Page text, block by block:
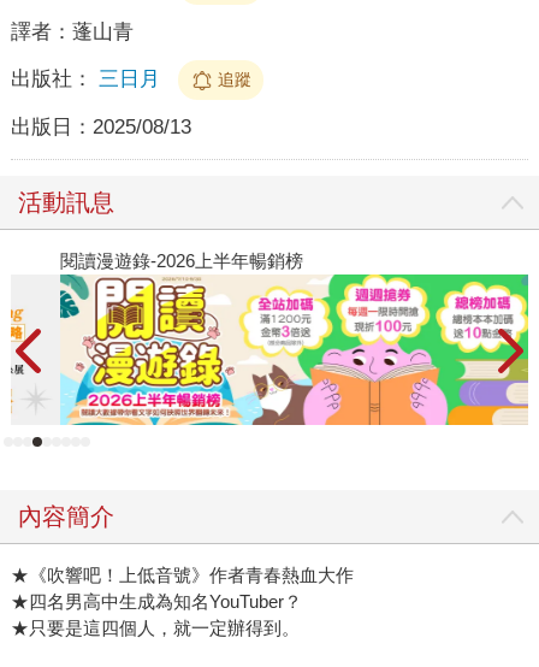
譯者： 蓬山青
出版社： 三日月 追蹤
出版日： 2025/08/13
活動訊息
閱讀漫遊錄-2026上半年暢銷榜
內容簡介
★《吹響吧！上低音號》作者青春熱血大作
★四名男高中生成為知名YouTuber？
★只要是這四個人，就一定辦得到。